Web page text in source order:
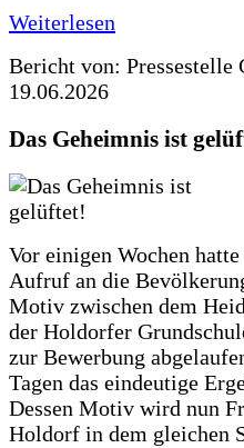
Weiterlesen
Bericht von: Pressestelle
19.06.2026
Das Geheimnis ist
Vor einigen Wochen
Aufruf an die
Motiv zwischen dem
der Holdorfer
zur Bewerbung
Tagen das eindeutige
Dessen Motiv wird nun
Holdorf in dem gleichen